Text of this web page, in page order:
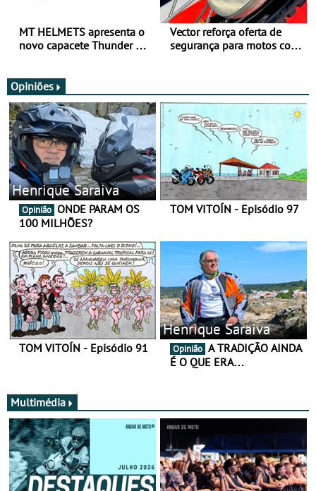
MT HELMETS apresenta o
novo capacete Thunder 4 R
Vector reforça oferta de
segurança para motos com
Opiniões
Henrique Saraiva
Opinião
100 MILHÕES?
TOM VITOÍN - Episódio 97
TOM VITOÍN - Episódio 91
Henrique Saraiva
Opinião
É O QUE ERA…
Multimédia